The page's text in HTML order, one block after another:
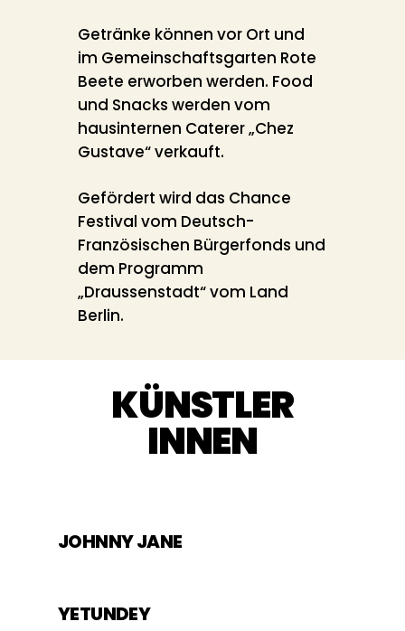
Getränke können vor Ort und
im Gemeinschaftsgarten Rote
Beete erworben werden. Food
und Snacks werden vom
hausinternen Caterer „Chez
Gustave“ verkauft.
Gefördert wird das Chance
Festival vom Deutsch-
Französischen Bürgerfonds und
dem Programm
„Draussenstadt“ vom Land
Berlin.
KÜNSTLER
INNEN
JOHNNY JANE
YETUNDEY